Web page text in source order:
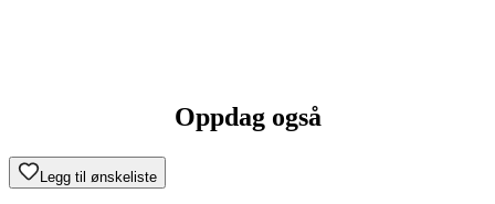
Oppdag også
Legg til ønskeliste